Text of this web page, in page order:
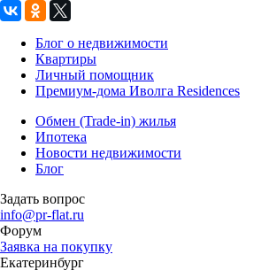
Блог о недвижимости
Квартиры
Личный помощник
Премиум-дома Иволга Residences
Обмен (Trade-in) жилья
Ипотека
Новости недвижимости
Блог
Задать вопрос
info@pr-flat.ru
Форум
Заявка на покупку
Екатеринбург